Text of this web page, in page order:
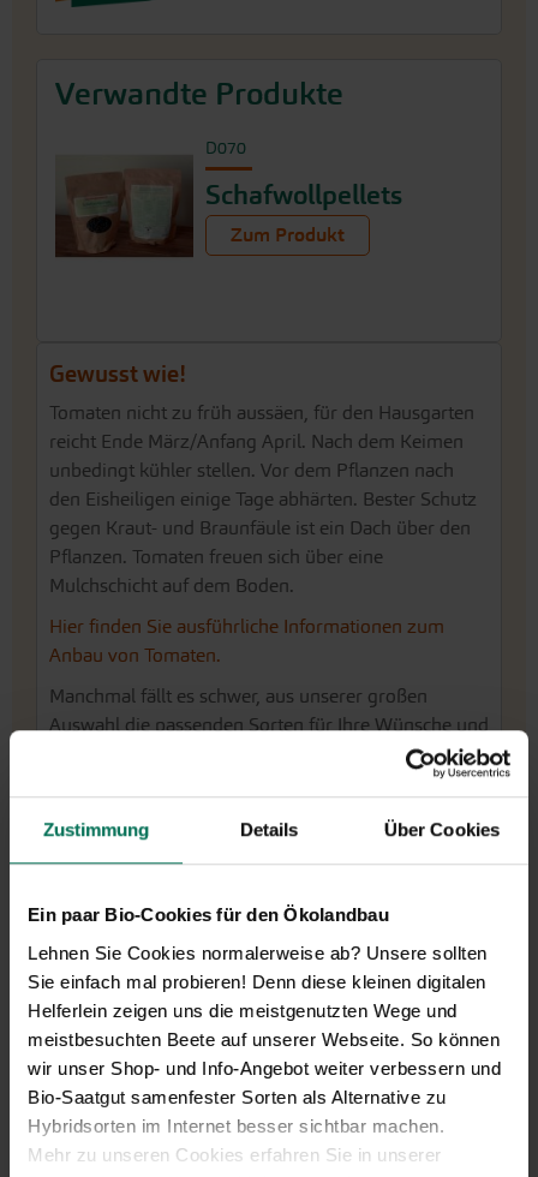
Zustimmung Details Über Cookies
Ein paar Bio-Cookies für den Ökolandbau
Lehnen Sie Cookies normalerweise ab? Unsere sollten
Sie einfach mal probieren! Denn diese kleinen digitalen
Helferlein zeigen uns die meistgenutzten Wege und
meistbesuchten Beete auf unserer Webseite. So können
wir unser Shop- und Info-Angebot weiter verbessern und
Bio-Saatgut samenfester Sorten als Alternative zu
Hybridsorten im Internet besser sichtbar machen.
Mehr zu unseren Cookies erfahren Sie in unserer
Gewusst wie!
Tomaten nicht zu früh aussäen, für den Hausgarten
reicht Ende März/Anfang April. Nach dem Keimen
unbedingt kühler stellen. Vor dem Pflanzen nach
den Eisheiligen einige Tage abhärten. Bester Schutz
gegen Kraut- und Braunfäule ist ein Dach über den
Pflanzen. Tomaten freuen sich über eine
Mulchschicht auf dem Boden.
Hier finden Sie ausführliche Informationen zum
Anbau von Tomaten.
Manchmal fällt es schwer, aus unserer großen
Auswahl die passenden Sorten für Ihre Wünsche und
Gegebenheiten zu finden. Deshalb haben wir den
vorschlägt. Probieren Sie es aus!
Verwandte Produkte
D070
Schafwollpellets
Zum Produkt